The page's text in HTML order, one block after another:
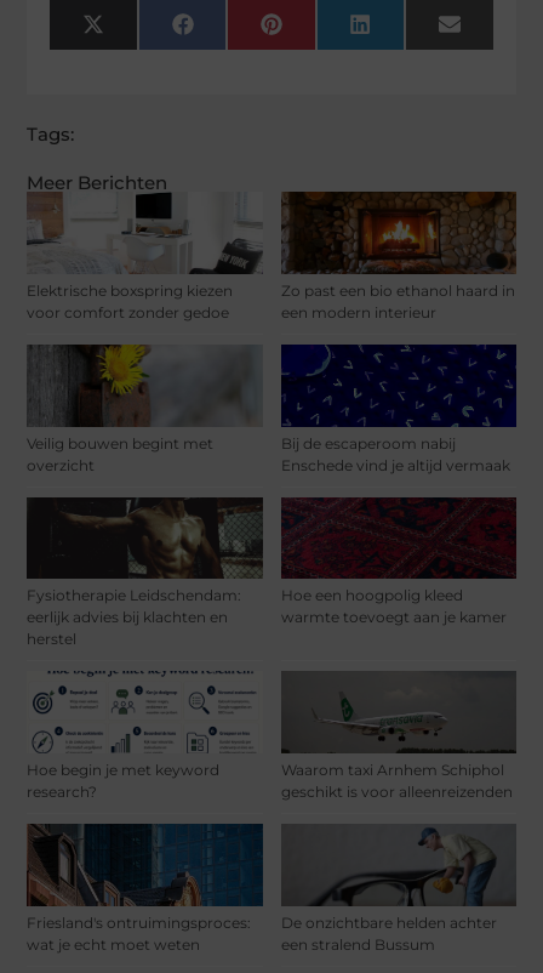
Meer Berichten
Elektrische boxspring kiezen
voor comfort zonder gedoe
Zo past een bio ethanol haard in
een modern interieur
Veilig bouwen begint met
overzicht
Bij de escaperoom nabij
Enschede vind je altijd vermaak
Fysiotherapie Leidschendam:
eerlijk advies bij klachten en
herstel
Hoe een hoogpolig kleed
warmte toevoegt aan je kamer
Hoe begin je met keyword
research?
Waarom taxi Arnhem Schiphol
geschikt is voor alleenreizenden
Friesland's ontruimingsproces:
wat je echt moet weten
De onzichtbare helden achter
een stralend Bussum
X
(Twitter)
FacebookPinterest LinkedIn Email
Tags: